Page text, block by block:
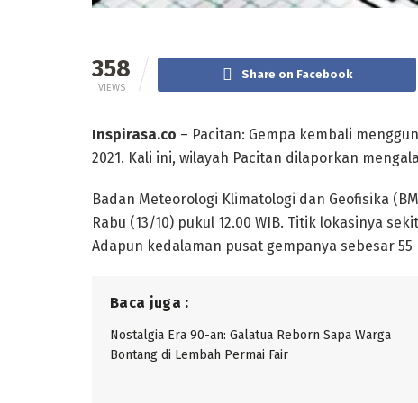
358
VIEWS
Share on Facebook
Inspirasa.co – Pacitan: Gempa kembali
2021. Kali ini, wilayah Pacitan dilaporkan
Badan Meteorologi Klimatologi dan Geofisika
Rabu (13/10) pukul 12.00 WIB. Titik lokasinya
Adapun kedalaman pusat gempanya sebesar 55
Baca juga :
Nostalgia Era 90-an: Galatua Reborn Sapa Warga
Bontang di Lembah Permai Fair